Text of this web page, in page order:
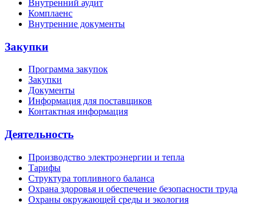
Внутренний аудит
Комплаенс
Внутренние документы
Закупки
Программа закупок
Закупки
Документы
Информация для поставщиков
Контактная информация
Деятельность
Производство электроэнергии и тепла
Тарифы
Структура топливного баланса
Охрана здоровья и обеспечение безопасности труда
Охраны окружающей среды и экология